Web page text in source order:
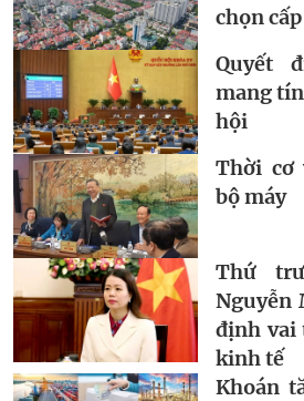
chọn
Quyết
mang
hội
Thời cơ
bộ máy
Thứ
Nguyễn
định vai
kinh tế
Khoán